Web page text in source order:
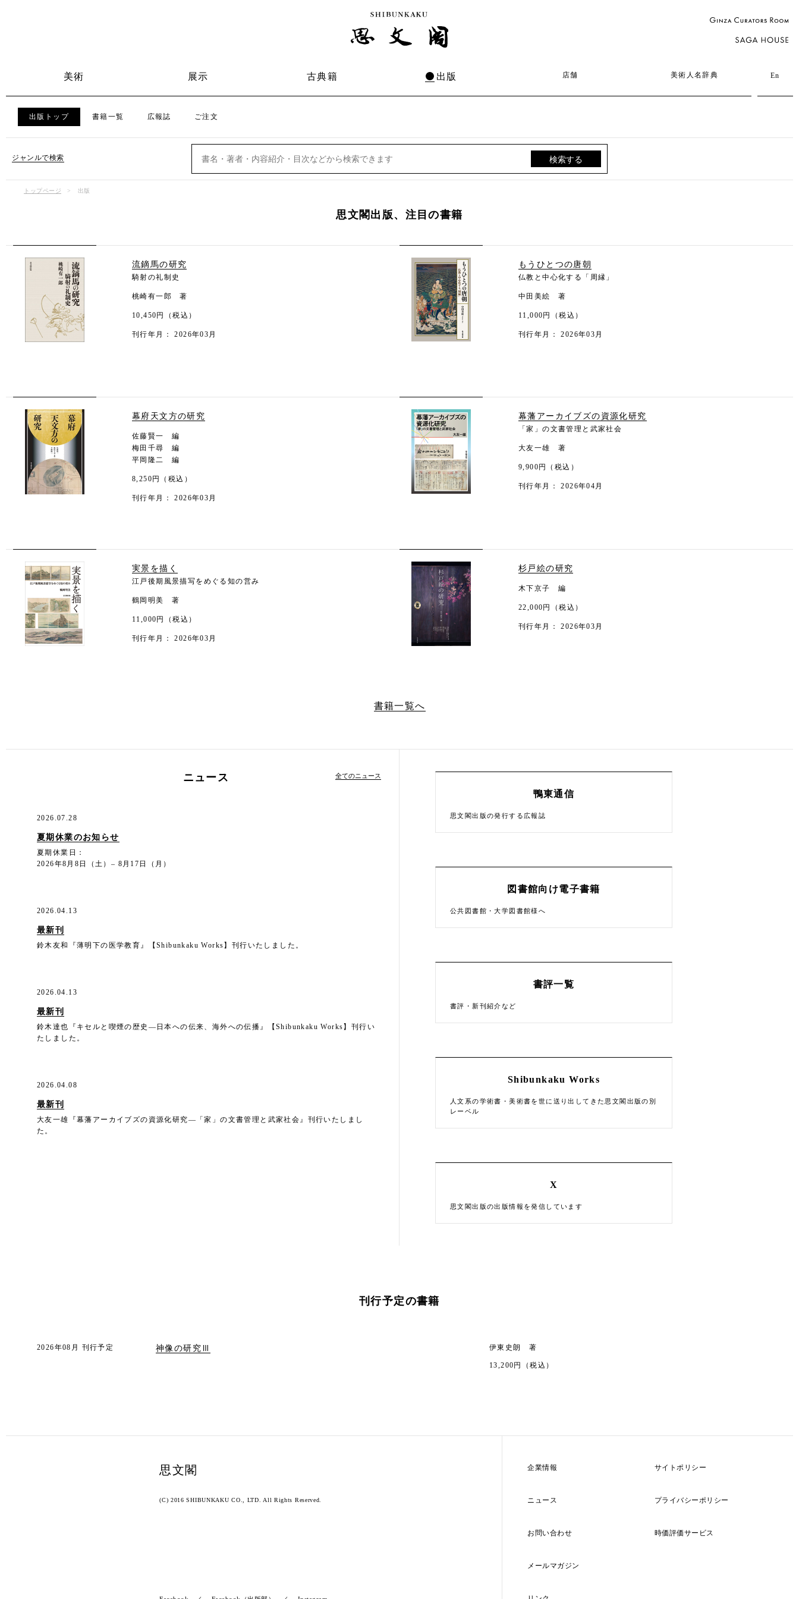
美術 展示 古典籍 出版 店舗 美術人名辞典 En
出版トップ 書籍一覧 広報誌 ご注文
ジャンルで検索
トップページ 出版
思文閣出版、注目の書籍
流鏑馬の研究
騎射の礼制史
桃崎有一郎 著
10,450円（税込）
刊行年月： 2026年03月
もうひとつの唐朝
仏教と中心化する「周縁」
中田美絵 著
11,000円（税込）
刊行年月： 2026年03月
幕府天文方の研究
佐藤賢一 編
梅田千尋 編
平岡隆二 編
8,250円（税込）
刊行年月： 2026年03月
幕藩アーカイブズの資源化研究
「家」の文書管理と武家社会
大友一雄 著
9,900円（税込）
刊行年月： 2026年04月
実景を描く
江戸後期風景描写をめぐる知の営み
鶴岡明美 著
11,000円（税込）
刊行年月： 2026年03月
杉戸絵の研究
木下京子 編
22,000円（税込）
刊行年月： 2026年03月
書籍一覧へ
ニュース
2026.07.28
夏期休業のお知らせ
夏期休業日：
2026年8月8日（土）– 8月17日（月）
2026.04.13
最新刊
鈴木友和『薄明下の医学教育』【Shibunkaku Works】刊行いたしました。
2026.04.13
最新刊
鈴木達也『キセルと喫煙の歴史―日本への伝来、海外への伝播』【Shibunkaku Works】刊行い
たしました。
2026.04.08
最新刊
大友一雄『幕藩アーカイブズの資源化研究―「家」の文書管理と武家社会』刊行いたしまし
た。
全てのニュース
鴨東通信
思文閣出版の発行する広報誌
図書館向け電子書籍
公共図書館・大学図書館様へ
書評一覧
書評・新刊紹介など
Shibunkaku Works
人文系の学術書・美術書を世に送り出してきた思文閣出版の別
レーベル
X
思文閣出版の出版情報を発信しています
刊行予定の書籍
2026年08月 刊行予定 神像の研究Ⅲ 伊東史朗 著
13,200円（税込）
企業情報
ニュース
お問い合わせ
メールマガジン
サイトポリシー
プライバシーポリシー
時価評価サービス
思文閣
(C) 2016 SHIBUNKAKU CO., LTD. All Rights Reserved.